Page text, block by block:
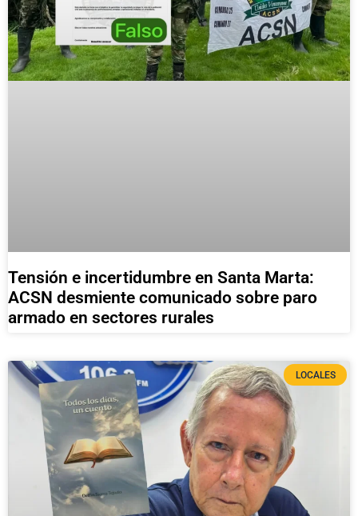
Tensión e incertidumbre en Santa Marta:
ACSN desmiente comunicado sobre paro
armado en sectores rurales
LOCALES